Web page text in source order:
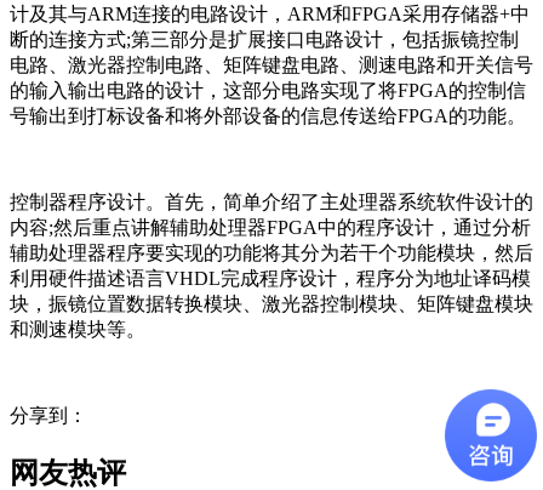
计及其与ARM连接的电路设计，ARM和FPGA采用存储器+中
断的连接方式;第三部分是扩展接口电路设计，包括振镜控制
电路、激光器控制电路、矩阵键盘电路、测速电路和开关信号
的输入输出电路的设计，这部分电路实现了将FPGA的控制信
号输出到打标设备和将外部设备的信息传送给FPGA的功能。
控制器程序设计。首先，简单介绍了主处理器系统软件设计的
内容;然后重点讲解辅助处理器FPGA中的程序设计，通过分析
辅助处理器程序要实现的功能将其分为若干个功能模块，然后
利用硬件描述语言VHDL完成程序设计，程序分为地址译码模
块，振镜位置数据转换模块、激光器控制模块、矩阵键盘模块
和测速模块等。
分享到：
网友热评